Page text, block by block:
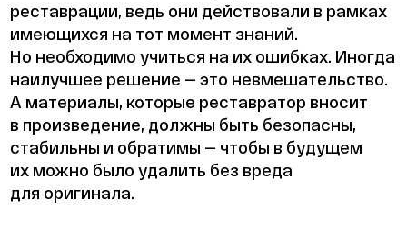
реставрации, ведь они действовали в рамках
имеющихся на тот момент знаний.
Но необходимо учиться на их ошибках. Иногда
наилучшее решение — это невмешательство.
А материалы, которые реставратор вносит
в произведение, должны быть безопасны,
стабильны и обратимы — чтобы в будущем
их можно было удалить без вреда
для оригинала.